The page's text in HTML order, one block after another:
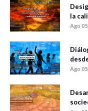
la
Ago
Ago